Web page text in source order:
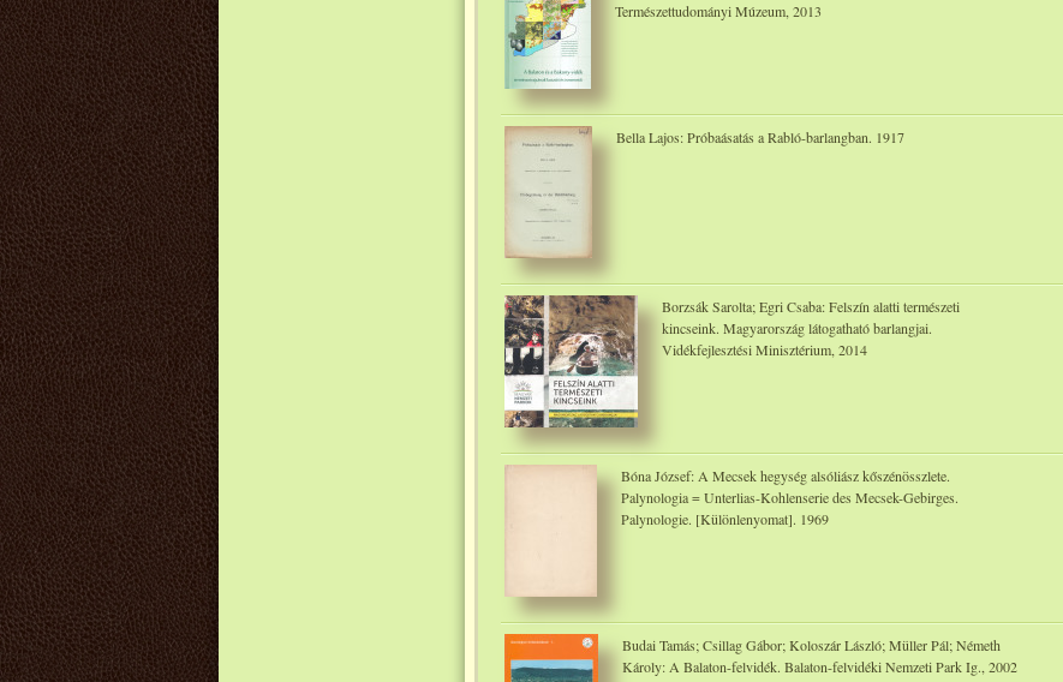
Természettudományi Múzeum, 2013
Bella Lajos: Próbaásatás a Rabló-barlangban. 1917
Borzsák Sarolta; Egri Csaba: Felszín alatti természeti
kincseink. Magyarország látogatható barlangjai.
Vidékfejlesztési Minisztérium, 2014
Bóna József: A Mecsek hegység alsóliász kőszénösszlete.
Palynologia = Unterlias-Kohlenserie des Mecsek-Gebirges.
Palynologie. [Különlenyomat]. 1969
Budai Tamás; Csillag Gábor; Koloszár László; Müller Pál; Németh
Károly: A Balaton-felvidék. Balaton-felvidéki Nemzeti Park Ig., 2002